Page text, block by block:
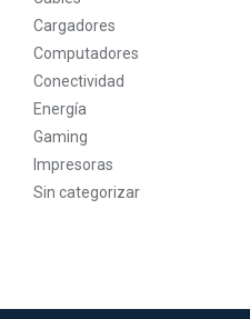
Cargadores
Computadores
Conectividad
Energía
Gaming
Impresoras
Sin categorizar